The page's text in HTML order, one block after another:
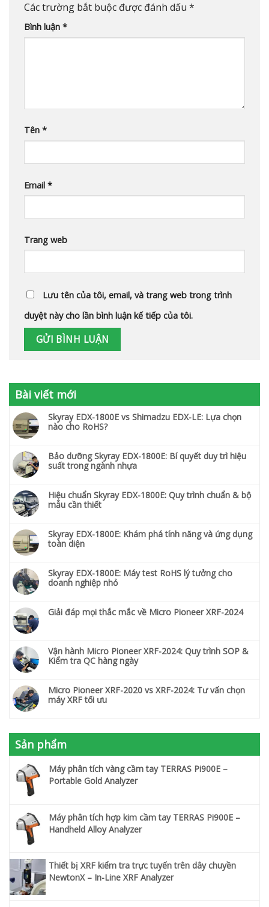
Các trường bắt buộc được đánh dấu *
Bình luận *
Tên *
Email *
Trang web
Lưu tên của tôi, email, và trang web trong trình
duyệt này cho lần bình luận kế tiếp của tôi.
Bài viết mới
Skyray EDX-1800E vs Shimadzu EDX-LE: Lựa chọn
nào cho RoHS?
Bảo dưỡng Skyray EDX-1800E: Bí quyết duy trì hiệu
suất trong ngành nhựa
Hiệu chuẩn Skyray EDX-1800E: Quy trình chuẩn & bộ
mẫu cần thiết
Skyray EDX-1800E: Khám phá tính năng và ứng dụng
toàn diện
Skyray EDX-1800E: Máy test RoHS lý tưởng cho
doanh nghiệp nhỏ
Giải đáp mọi thắc mắc về Micro Pioneer XRF-2024
Vận hành Micro Pioneer XRF-2024: Quy trình SOP &
Kiểm tra QC hàng ngày
Micro Pioneer XRF-2020 vs XRF-2024: Tư vấn chọn
máy XRF tối ưu
Sản phẩm
Máy phân tích vàng cầm tay TERRAS Pi900E –
Portable Gold Analyzer
Máy phân tích hợp kim cầm tay TERRAS Pi900E –
Handheld Alloy Analyzer
Thiết bị XRF kiểm tra trực tuyến trên dây chuyền
NewtonX – In-Line XRF Analyzer